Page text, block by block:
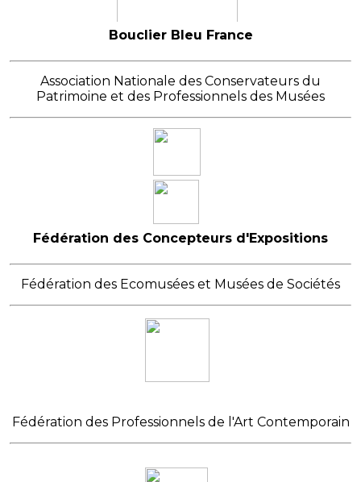
Bouclier Bleu France
Association Nationale des Conservateurs du
Patrimoine et des Professionnels des Musées
Fédération des Concepteurs d'Expositions
Fédération des Ecomusées et Musées de Sociétés
Fédération des Professionnels de l'Art Contemporain